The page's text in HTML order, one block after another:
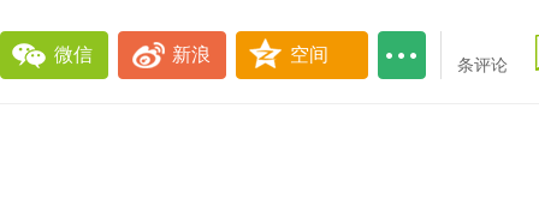
微信 新浪 空间
条评论